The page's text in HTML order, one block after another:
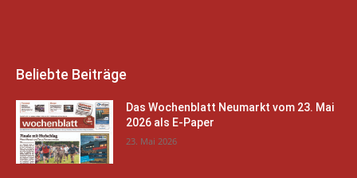
Beliebte Beiträge
Das Wochenblatt Neumarkt vom 23. Mai
2026 als E-Paper
23. Mai 2026